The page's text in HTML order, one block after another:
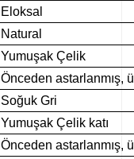
Eloksal
Natural
Yumuşak Çelik
Önceden astarlanmış,
Soğuk Gri
Yumuşak Çelik katı
Önceden astarlanmış,